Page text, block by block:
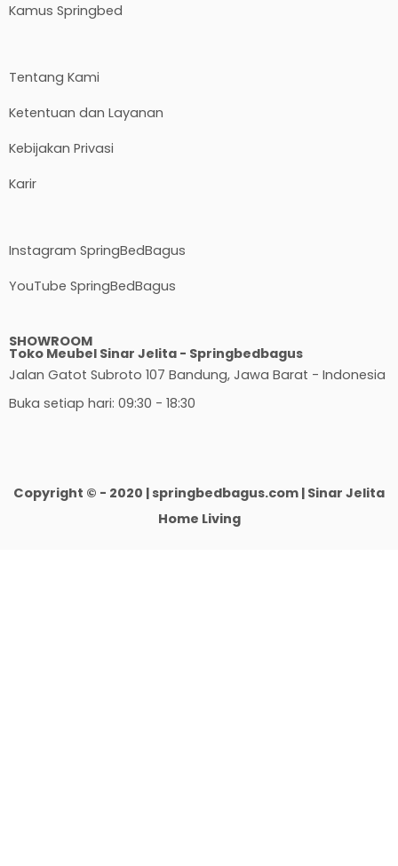
Kamus Springbed
Tentang Kami
Ketentuan dan Layanan
Kebijakan Privasi
Karir
Instagram SpringBedBagus
YouTube SpringBedBagus
SHOWROOM
Toko Meubel Sinar Jelita - Springbedbagus
Jalan Gatot Subroto 107 Bandung, Jawa Barat - Indonesia
Buka setiap hari: 09:30 - 18:30
Copyright © - 2020 | springbedbagus.com | Sinar Jelita
Home Living